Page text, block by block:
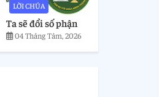
LỜI CHÚA
Ta sẽ đổi số phận
04 Tháng Tám, 2026